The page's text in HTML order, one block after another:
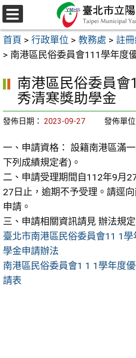
跳
至
主
要
容
選
單
首頁 > 行政單位 > 教務處 > 註冊
> 南港區民俗委員會111學年度
南港區民俗委員會
秀清寒獎助學金
發佈日期： 2023-09-27 發佈單位
一、申請資格： 設籍南港區滿
下列成績規定者)。
二、申請受理期間自112年9月
27日止，逾期不予受理。請逕
申請。
三、申請相關資訊請見 辦法規定
臺北市南港區民俗委員會11 1
學金申請辦法
南港區民俗委員會1 1 1學年度
請表